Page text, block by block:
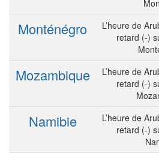
Monténégro L’heure de
retard (-)
Mozambique L’heure de
retard (-)
Namibie L’heure de
retard (-)